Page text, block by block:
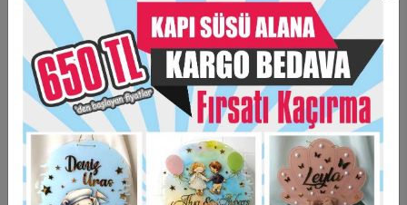
Figürleri ahşap üzerine uv baskı olarak yapılmaktadır.
Yazılacak yazıları Uv baskı yada pleksiden hazırlanabilmektedir..
İstenilen görsel uygulanabilmektedir.
Ürünler tek tek jelatin poşetleme yapılmaktadır.
Taksit Seçenekleri
Garanti Ve Teslimat